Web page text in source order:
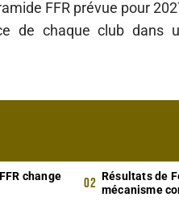
FFR prévue pour
de chaque club dans
change
Résultats de
mécanisme